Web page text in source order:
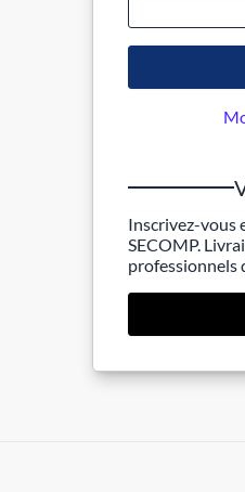
Inscrivez-vous
SECOMP.
professionnels